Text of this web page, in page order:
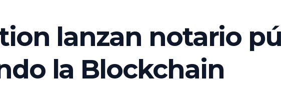
lanzan notario
la Blockchain